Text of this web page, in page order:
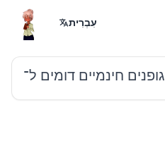
עִבְרִית
גופנים חינמיים דומים ל־